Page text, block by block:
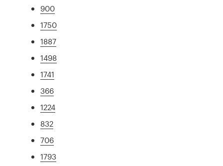
900
1750
1887
1498
1741
366
1224
832
706
1793